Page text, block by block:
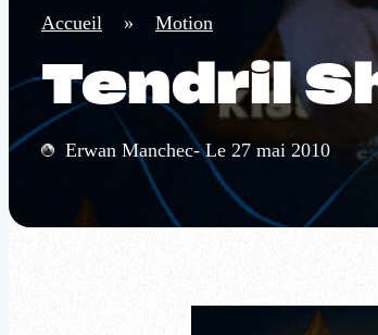
Accueil » Motion
Tendril
Erwan Manchec- Le 27 mai 2010